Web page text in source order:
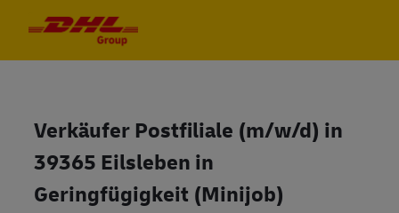
Verkäufer Postfiliale (m/w/d) in
39365 Eilsleben in
Geringfügigkeit (Minijob)